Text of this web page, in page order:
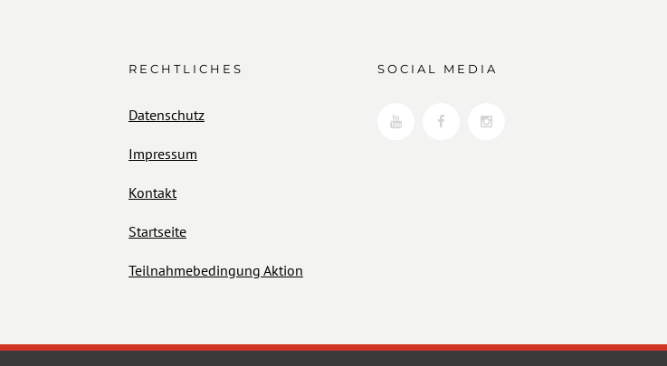
RECHTLICHES
Datenschutz
Impressum
Kontakt
Startseite
Teilnahmebedingung Aktion
SOCIAL MEDIA